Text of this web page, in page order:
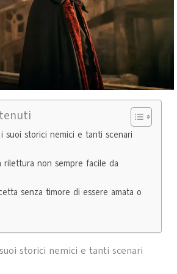
suoi storici nemici e tanti scenari
rilettura non sempre facile da
senza timore di essere amata o
storici nemici e tanti scenari